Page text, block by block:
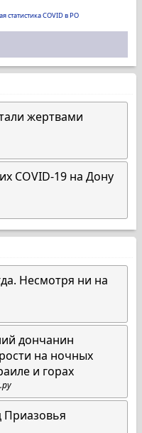
статистика COVID в РО
жертвами
COVID-19 на Дону
Несмотря ни на
дончанин
на ночных
и горах